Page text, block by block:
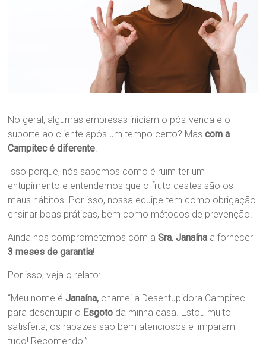
No geral, algumas empresas iniciam o pós-venda e o
suporte ao cliente após um tempo certo? Mascom a
Campitec é diferente!
Isso porque, nós sabemos como é ruim ter um
entupimento e entendemos que o fruto destes são os
maus hábitos. Por isso, nossa equipe tem como obrigação
ensinar boas práticas, bem como métodos de prevenção.
Ainda nos comprometemos com aSra. Janaína a fornecer
3 meses de garantia!
Por isso, veja o relato:
“Meu nome éJanaína, chamei a Desentupidora Campitec
para desentupir o Esgoto da minha casa. Estou muito
satisfeita, os rapazes são bem atenciosos e limparam
tudo! Recomendo!”